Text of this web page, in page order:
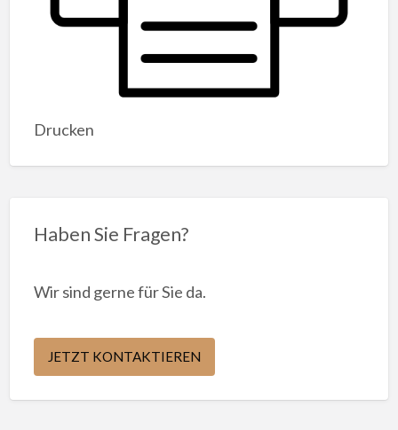
Drucken
Haben Sie Fragen?
Wir sind gerne für Sie da.
JETZT KONTAKTIEREN